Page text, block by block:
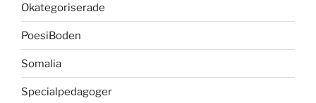
Okategoriserade
PoesiBoden
Somalia
Specialpedagoger